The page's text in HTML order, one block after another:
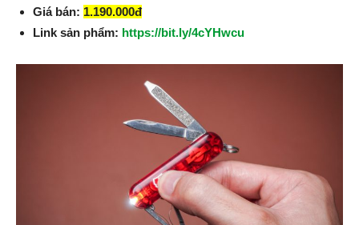
Giá bán: 1.190.000đ
Link sản phẩm: https://bit.ly/4cYHwcu